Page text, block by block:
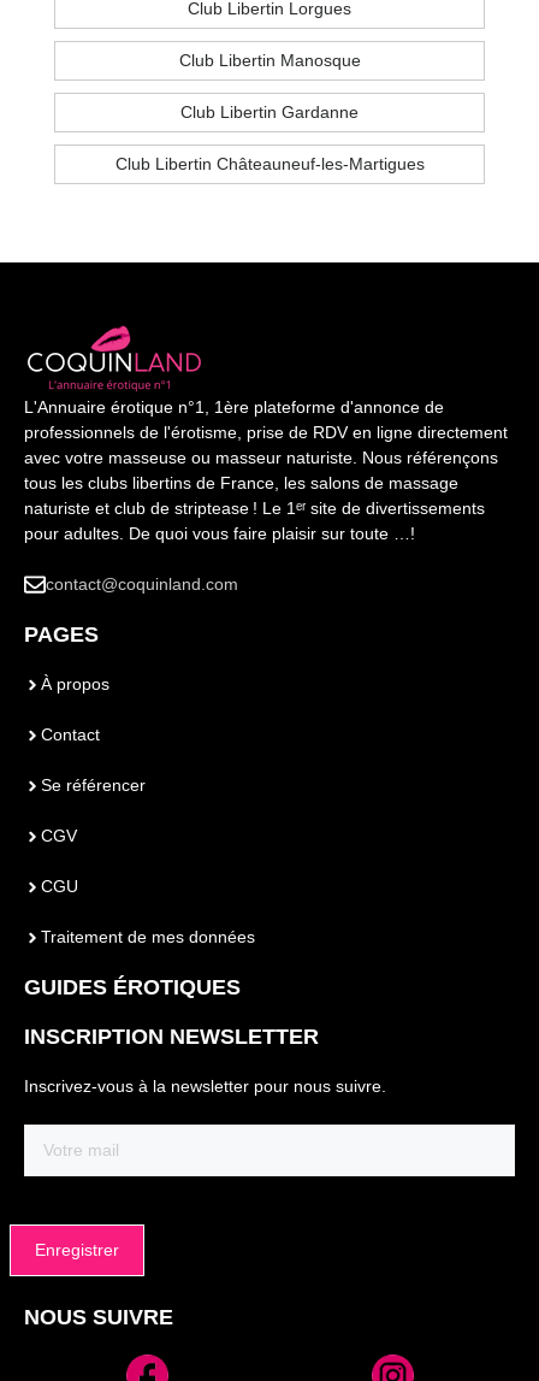
Club Libertin Lorgues
Club Libertin Manosque
Club Libertin Gardanne
Club Libertin Châteauneuf-les-Martigues
L'Annuaire érotique n°1, 1ère plateforme d'annonce de
professionnels de l'érotisme, prise de RDV en ligne directement
avec votre masseuse ou masseur naturiste. Nous référençons
tous les clubs libertins de France, les salons de massage
naturiste et club de striptease ! Le 1ᵉʳ site de divertissements
pour adultes. De quoi vous faire plaisir sur toute …!
contact@coquinland.com
PAGES
À propos
Contact
Se référencer
CGV
CGU
Traitement de mes données
GUIDES ÉROTIQUES
INSCRIPTION NEWSLETTER
Inscrivez-vous à la newsletter pour nous suivre.
Alternative:
NOUS SUIVRE